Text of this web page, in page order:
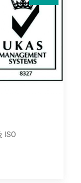
ISO